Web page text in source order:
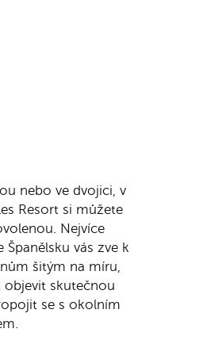
nebo ve dvojici, v
Resort si můžete
Nejvíce
Španělsku vás zve k
šitým na míru,
skutečnou
se s okolním